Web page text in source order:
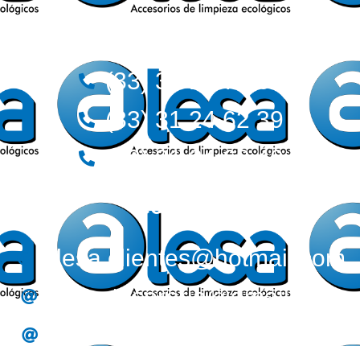
(33) 36 12 72 62
(33) 31 24 62 39
(33) 31 24 62 40
Correos:
alesa.clientes@hotmail.com
alesa.tesoreria@gmail.com